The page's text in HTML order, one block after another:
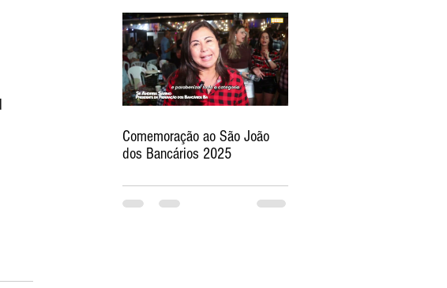
Comemoração ao São João
dos Bancários 2025